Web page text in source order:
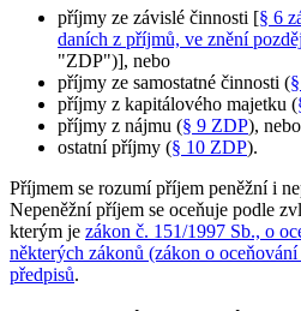
příjmy ze závislé činnosti [§ 6
daních z příjmů, ve znění
"ZDP")], nebo
příjmy ze samostatné činnosti (
příjmy z kapitálového majetku (
příjmy z nájmu (§ 9 ZDP), nebo
ostatní příjmy (§ 10 ZDP).
Příjmem se rozumí příjem peněžní i
Nepeněžní příjem se oceňuje podle
kterým je zákon č. 151/1997 Sb., o
některých zákonů (zákon o
předpisů.